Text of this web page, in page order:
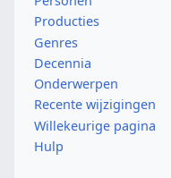
Producties
Genres
Decennia
Onderwerpen
Recente wijzigingen
Willekeurige pagina
Hulp